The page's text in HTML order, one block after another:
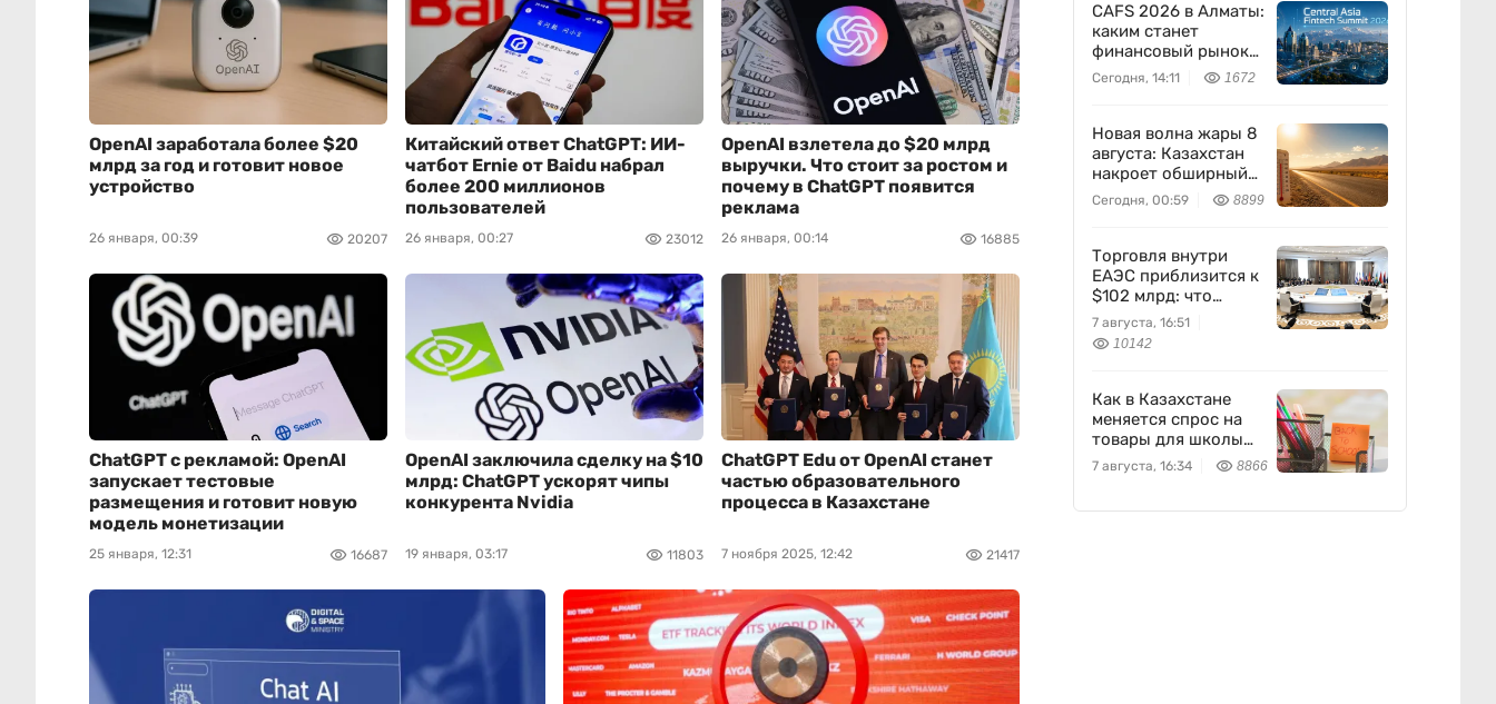
OpenAI заработала более $20
млрд за год и готовит новое
устройство
26 января, 00:39 20207
Китайский ответ ChatGPT: ИИ-
чатбот Ernie от Baidu набрал
более 200 миллионов
пользователей
26 января, 00:27 23012
OpenAI взлетела до $20 млрд
выручки. Что стоит за ростом и
почему в ChatGPT появится
реклама
26 января, 00:14 16885
ChatGPT с рекламой: OpenAI
запускает тестовые
размещения и готовит новую
модель монетизации
25 января, 12:31 16687
OpenAI заключила сделку на $10
млрд: ChatGPT ускорят чипы
конкурента Nvidia
19 января, 03:17 11803
ChatGPT Edu от OpenAI станет
частью образовательного
процесса в Казахстане
7 ноября 2025, 12:42 21417
CAFS 2026 в Алматы:
каким станет
финансовый рынок
через 10 лет
Сегодня, 14:11 1672
Новая волна жары 8
августа: Казахстан
накроет обширный
антициклон
Сегодня, 00:59 8899
Торговля внутри
ЕАЭС приблизится к
$102 млрд: что
предложил
Казахстан
7 августа, 16:51
10142
Как в Казахстане
меняется спрос на
товары для школы
перед новым
учебным годом —
7 августа, 16:34 8866